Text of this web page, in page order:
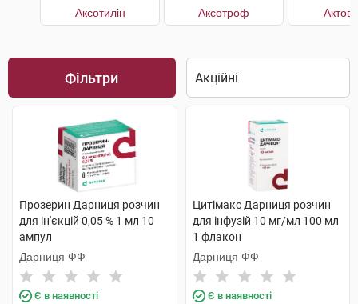
Аксотилін Аксотроф
Фільтри
Прозерин Дарниця розчин
для ін'єкцій 0,05 % 1 мл 10
ампул
Дарниця ФФ
Є в наявності
Цитімакс Дарниця розчин
для інфузій 10 мг/мл 100 мл
1 флакон
Дарниця ФФ
Є в наявності